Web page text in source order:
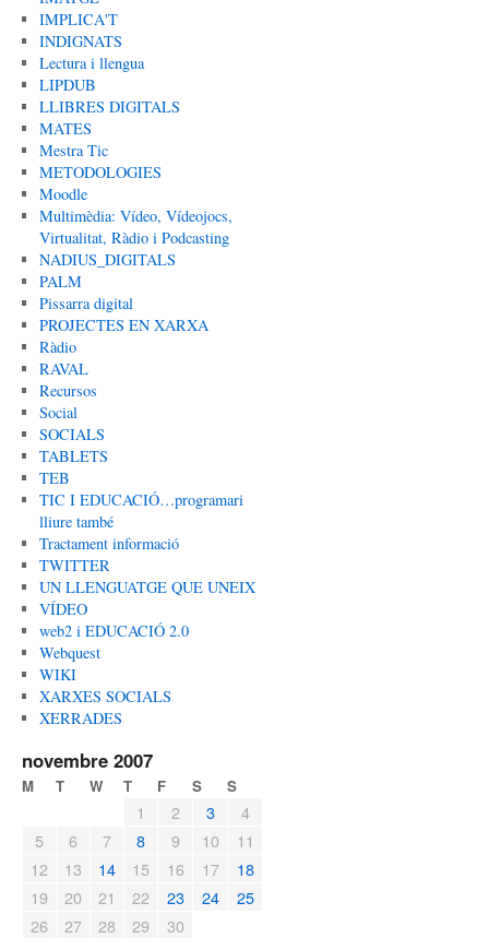
IMPLICA'T
INDIGNATS
Lectura i llengua
LIPDUB
LLIBRES DIGITALS
MATES
Mestra Tic
METODOLOGIES
Moodle
Multimèdia: Vídeo, Vídeojocs,
Virtualitat, Ràdio i Podcasting
NADIUS_DIGITALS
PALM
Pissarra digital
PROJECTES EN XARXA
Ràdio
RAVAL
Recursos
Social
SOCIALS
TABLETS
TEB
TIC I EDUCACIÓ…programari
lliure també
Tractament informació
TWITTER
UN LLENGUATGE QUE UNEIX
VÍDEO
web2 i EDUCACIÓ 2.0
Webquest
WIKI
XARXES SOCIALS
XERRADES
novembre 2007
M T W T F S S
1 2 3
4
5
6 7 8 9 10
11
12
13 14 15 16 17
18
19
20 21 22 23 24
25
26
27 28 29
30